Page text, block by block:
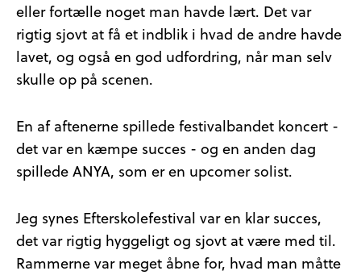
eller fortælle noget man havde lært. Det var
rigtig sjovt at få et indblik i hvad de andre havde
lavet, og også en god udfordring, når man selv
skulle op på scenen.
En af aftenerne spillede festivalbandet koncert -
det var en kæmpe succes - og en anden dag
spillede ANYA, som er en upcomer solist.
Jeg synes Efterskolefestival var en klar succes,
det var rigtig hyggeligt og sjovt at være med til.
Rammerne var meget åbne for, hvad man måtte